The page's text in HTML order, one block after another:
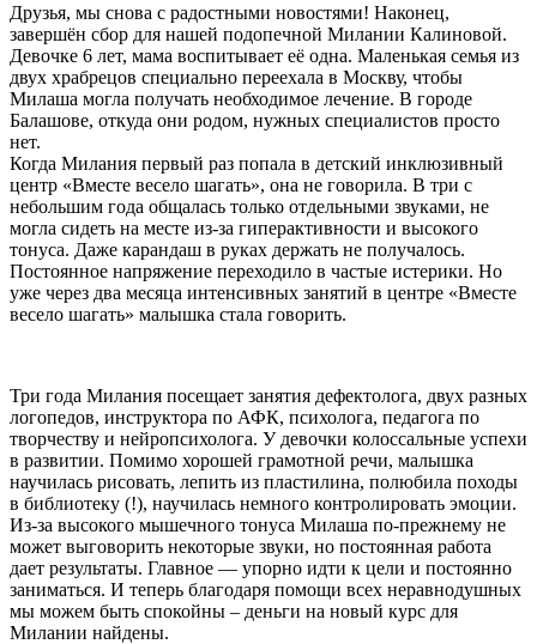
Друзья, мы снова с радостными новостями! Наконец,
завершён сбор для нашей подопечной Милании Калиновой.
Девочке 6 лет, мама воспитывает её одна. Маленькая семья из
двух храбрецов специально переехала в Москву, чтобы
Милаша могла получать необходимое лечение. В городе
Балашове, откуда они родом, нужных специалистов просто
нет.
Когда Милания первый раз попала в детский инклюзивный
центр «Вместе весело шагать», она не говорила. В три с
небольшим года общалась только отдельными звуками, не
могла сидеть на месте из-за гиперактивности и высокого
тонуса. Даже карандаш в руках держать не получалось.
Постоянное напряжение переходило в частые истерики. Но
уже через два месяца интенсивных занятий в центре «Вместе
весело шагать» малышка стала говорить.
Три года Милания посещает занятия дефектолога, двух разных
логопедов, инструктора по АФК, психолога, педагога по
творчеству и нейропсихолога. У девочки колоссальные успехи
в развитии. Помимо хорошей грамотной речи, малышка
научилась рисовать, лепить из пластилина, полюбила походы
в библиотеку (!), научилась немного контролировать эмоции.
Из-за высокого мышечного тонуса Милаша по-прежнему не
может выговорить некоторые звуки, но постоянная работа
дает результаты. Главное — упорно идти к цели и постоянно
заниматься. И теперь благодаря помощи всех неравнодушных
мы можем быть спокойны – деньги на новый курс для
Милании найдены.